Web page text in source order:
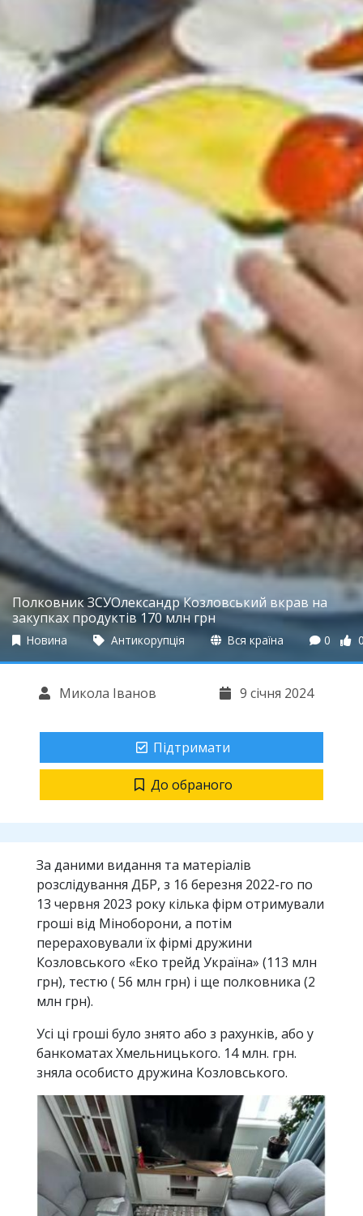
Полковник ЗСУОлександр Козловський вкрав на
закупках продуктів 170 млн грн
Новина Антикорупція Вся країна 0
Микола Іванов 9 січня 2024
Підтримати
До обраного
За даними видання та матеріалів
розслідування ДБР, з 16 березня 2022-го по
13 червня 2023 року кілька фірм отримували
гроші від Міноборони, а потім
перераховували їх фірмі дружини
Козловського «Еко трейд Україна» (113 млн
грн), тестю ( 56 млн грн) і ще полковника (2
млн грн).
Усі ці гроші було знято або з рахунків, або у
банкоматах Хмельницького. 14 млн. грн.
зняла особисто дружина Козловського.